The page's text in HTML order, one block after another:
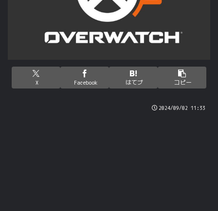
X Facebook はてブ コピー
2024/09/02 11:33